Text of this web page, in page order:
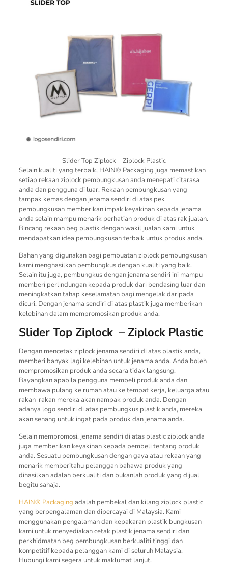
Slider Top Ziplock – Ziplock Plastic
Selain kualiti yang terbaik, HAIN® Packaging juga memastikan
setiap rekaan ziplock pembungkusan anda menepati citarasa
anda dan pengguna di luar. Rekaan pembungkusan yang
tampak kemas dengan jenama sendiri di atas pek
pembungkusan memberikan impak keyakinan kepada jenama
anda selain mampu menarik perhatian produk di atas rak jualan.
Bincang rekaan beg plastik dengan wakil jualan kami untuk
mendapatkan idea pembungkusan terbaik untuk produk anda.
Bahan yang digunakan bagi pembuatan ziplock pembungkusan
kami menghasilkan pembungkus dengan kualiti yang baik.
Selain itu juga, pembungkus dengan jenama sendiri ini mampu
memberi perlindungan kepada produk dari bendasing luar dan
meningkatkan tahap keselamatan bagi mengelak daripada
dicuri. Dengan jenama sendiri di atas plastik juga memberikan
kelebihan dalam mempromosikan produk anda.
Slider Top Ziplock – Ziplock Plastic
Dengan mencetak ziplock jenama sendiri di atas plastik anda,
memberi banyak lagi kelebihan untuk jenama anda. Anda boleh
mempromosikan produk anda secara tidak langsung.
Bayangkan apabila pengguna membeli produk anda dan
membawa pulang ke rumah atau ke tempat kerja, keluarga atau
rakan-rakan mereka akan nampak produk anda. Dengan
adanya logo sendiri di atas pembungkus plastik anda, mereka
akan senang untuk ingat pada produk dan jenama anda.
Selain mempromosi, jenama sendiri di atas plastic ziplock anda
juga memberikan keyakinan kepada pembeli tentang produk
anda. Sesuatu pembungkusan dengan gaya atau rekaan yang
menarik memberitahu pelanggan bahawa produk yang
dihasilkan adalah berkualiti dan bukanlah produk yang dijual
begitu sahaja.
HAIN® Packaging adalah pembekal dan kilang ziplock plastic
yang berpengalaman dan dipercayai di Malaysia. Kami
menggunakan pengalaman dan kepakaran plastik bungkusan
kami untuk menyediakan cetak plastik jenama sendiri dan
perkhidmatan beg pembungkusan berkualiti tinggi dan
kompetitif kepada pelanggan kami di seluruh Malaysia.
Hubungi kami segera untuk maklumat lanjut.